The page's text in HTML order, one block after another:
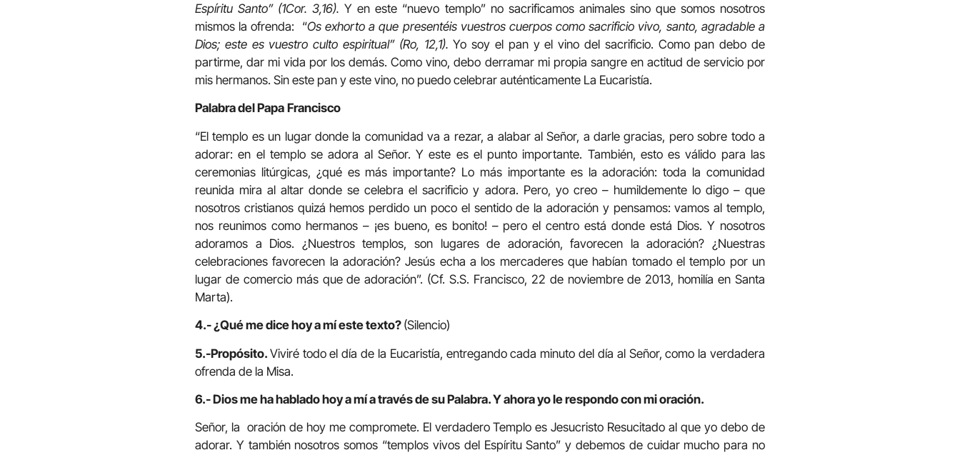
Espíritu Santo” (1Cor. 3,16).Y en este “nuevo templo” no sacrificamos animales sino que somos nosotros
mismos la ofrenda: “Os exhorto a que presentéis vuestros cuerpos como sacrificio vivo, santo, agradable a
Dios; este es vuestro culto espiritual” (Ro, 12,1). Yo soy el pan y el vino del sacrificio. Como pan debo de
partirme, dar mi vida por los demás. Como vino, debo derramar mi propia sangre en actitud de servicio por
mis hermanos. Sin este pan y este vino, no puedo celebrar auténticamente La Eucaristía.
Palabra del Papa Francisco
“El templo es un lugar donde la comunidad va a rezar, a alabar al Señor, a darle gracias, pero sobre todo a
adorar: en el templo se adora al Señor. Y este es el punto importante. También, esto es válido para las
ceremonias litúrgicas, ¿qué es más importante? Lo más importante es la adoración: toda la comunidad
reunida mira al altar donde se celebra el sacrificio y adora. Pero, yo creo – humildemente lo digo – que
nosotros cristianos quizá hemos perdido un poco el sentido de la adoración y pensamos: vamos al templo,
nos reunimos como hermanos – ¡es bueno, es bonito! – pero el centro está donde está Dios. Y nosotros
adoramos a Dios. ¿Nuestros templos, son lugares de adoración, favorecen la adoración? ¿Nuestras
celebraciones favorecen la adoración? Jesús echa a los mercaderes que habían tomado el templo por un
lugar de comercio más que de adoración”. (Cf. S.S. Francisco, 22 de noviembre de 2013, homilía en Santa
Marta).
4.- ¿Qué me dice hoy a mí este texto? (Silencio)
5.-Propósito. Viviré todo el día de la Eucaristía, entregando cada minuto del día al Señor, como la verdadera
ofrenda de la Misa.
6.- Dios me ha hablado hoy a mí a través de su Palabra. Y ahora yo le respondo con mi oración.
Señor, la oración de hoy me compromete. El verdadero Templo es Jesucristo Resucitado al que yo debo de
adorar. Y también nosotros somos “templos vivos del Espíritu Santo” y debemos de cuidar mucho para no